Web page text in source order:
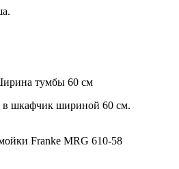
тумбы 60 см
шкафчик шириной 60 см.
Franke MRG 610-58